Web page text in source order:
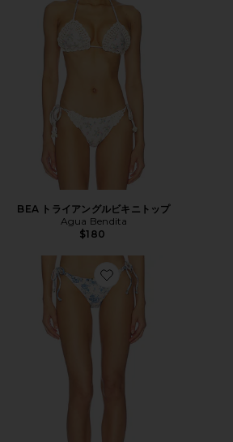
BEA トライアングルビキニトップ
Agua Bendita
$180
Favorite TAMMY サイドリボ